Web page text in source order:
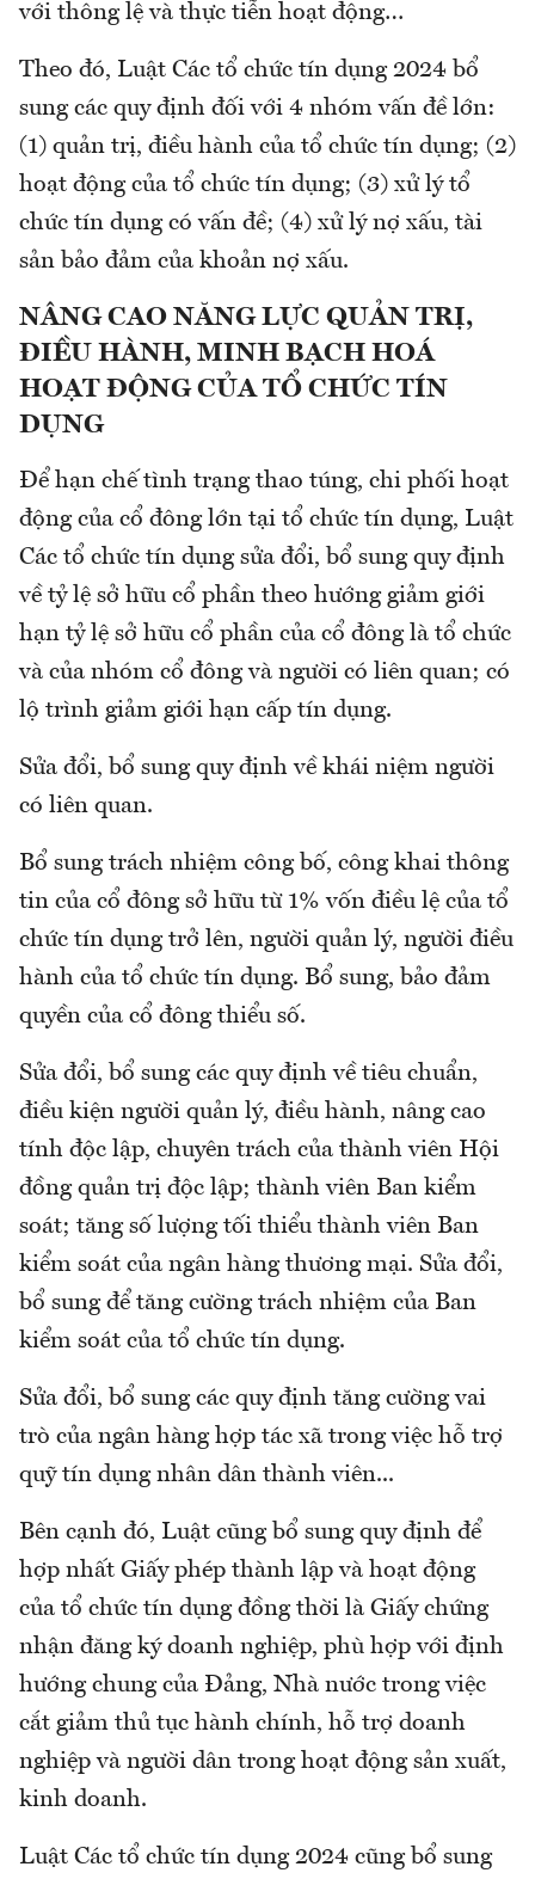
với thông lệ và thực tiễn hoạt động…
Theo đó, Luật Các tổ chức tín dụng 2024 bổ
sung các quy định đối với 4 nhóm vấn đề lớn:
(1) quản trị, điều hành của tổ chức tín dụng; (2)
hoạt động của tổ chức tín dụng; (3) xử lý tổ
chức tín dụng có vấn đề; (4) xử lý nợ xấu, tài
sản bảo đảm của khoản nợ xấu.
NÂNG CAO NĂNG LỰC QUẢN TRỊ,
ĐIỀU HÀNH, MINH BẠCH HOÁ
HOẠT ĐỘNG CỦA TỔ CHỨC TÍN
DỤNG
Để hạn chế tình trạng thao túng, chi phối hoạt
động của cổ đông lớn tại tổ chức tín dụng, Luật
Các tổ chức tín dụng sửa đổi, bổ sung quy định
về tỷ lệ sở hữu cổ phần theo hướng giảm giới
hạn tỷ lệ sở hữu cổ phần của cổ đông là tổ chức
và của nhóm cổ đông và người có liên quan; có
lộ trình giảm giới hạn cấp tín dụng.
Sửa đổi, bổ sung quy định về khái niệm người
có liên quan.
Bổ sung trách nhiệm công bố, công khai thông
tin của cổ đông sở hữu từ 1% vốn điều lệ của tổ
chức tín dụng trở lên, người quản lý, người điều
hành của tổ chức tín dụng. Bổ sung, bảo đảm
quyền của cổ đông thiểu số.
Sửa đổi, bổ sung các quy định về tiêu chuẩn,
điều kiện người quản lý, điều hành, nâng cao
tính độc lập, chuyên trách của thành viên Hội
đồng quản trị độc lập; thành viên Ban kiểm
soát; tăng số lượng tối thiểu thành viên Ban
kiểm soát của ngân hàng thương mại. Sửa đổi,
bổ sung để tăng cường trách nhiệm của Ban
kiểm soát của tổ chức tín dụng.
Sửa đổi, bổ sung các quy định tăng cường vai
trò của ngân hàng hợp tác xã trong việc hỗ trợ
quỹ tín dụng nhân dân thành viên...
Bên cạnh đó, Luật cũng bổ sung quy định để
hợp nhất Giấy phép thành lập và hoạt động
của tổ chức tín dụng đồng thời là Giấy chứng
nhận đăng ký doanh nghiệp, phù hợp với định
hướng chung của Đảng, Nhà nước trong việc
cắt giảm thủ tục hành chính, hỗ trợ doanh
nghiệp và người dân trong hoạt động sản xuất,
kinh doanh.
Luật Các tổ chức tín dụng 2024 cũng bổ sung